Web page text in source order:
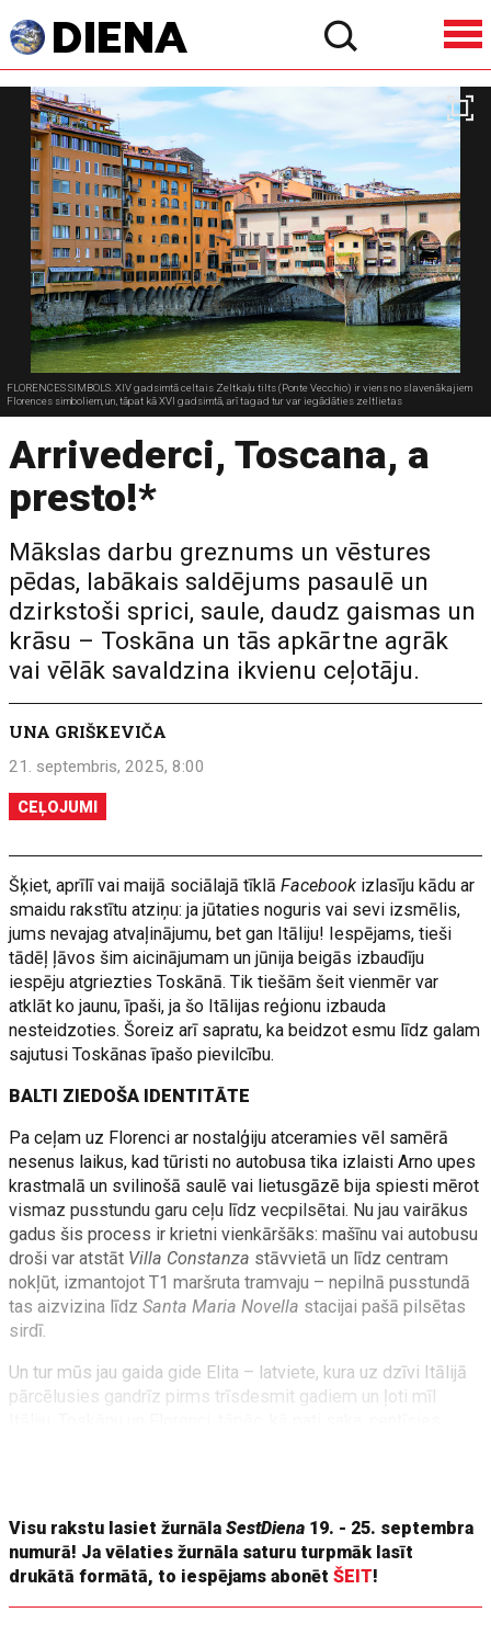
FLORENCES SIMBOLS. XIV gadsimtā celtais Zeltkaļu tilts (Ponte Vecchio) ir viens no slavenākajiem
Florences simboliem, un, tāpat kā XVI gadsimtā, arī tagad tur var iegādāties zeltlietas
Arrivederci, Toscana, a
presto!*
Mākslas darbu greznums un vēstures
pēdas, labākais saldējums pasaulē un
dzirkstoši sprici, saule, daudz gaismas un
krāsu – Toskāna un tās apkārtne agrāk
vai vēlāk savaldzina ikvienu ceļotāju.
UNA GRIŠKEVIČA
21. septembris, 2025, 8:00
CEĻOJUMI
Šķiet, aprīlī vai maijā sociālajā tīklāFacebook izlasīju kādu ar
smaidu rakstītu atziņu: ja jūtaties noguris vai sevi izsmēlis,
jums nevajag atvaļinājumu, bet gan Itāliju! Iespējams, tieši
tādēļ ļāvos šim aicinājumam un jūnija beigās izbaudīju
iespēju atgriezties Toskānā. Tik tiešām šeit vienmēr var
atklāt ko jaunu, īpaši, ja šo Itālijas reģionu izbauda
nesteidzoties. Šoreiz arī sapratu, ka beidzot esmu līdz galam
sajutusi Toskānas īpašo pievilcību.
BALTI ZIEDOŠA IDENTITĀTE
Pa ceļam uz Florenci ar nostalģiju atceramies vēl samērā
nesenus laikus, kad tūristi no autobusa tika izlaisti Arno upes
krastmalā un svilinošā saulē vai lietusgāzē bija spiesti mērot
vismaz pusstundu garu ceļu līdz vecpilsētai. Nu jau vairākus
gadus šis process ir krietni vienkāršāks: mašīnu vai autobusu
droši var atstāt Villa Constanza stāvvietā un līdz centram
nokļūt, izmantojot T1 maršruta tramvaju – nepilnā pusstundā
tas aizvizina līdzSanta Maria Novella stacijai pašā pilsētas
sirdī.
Un tur mūs jau gaida gide Elita – latviete, kura uz dzīvi Itālijā
pārcēlusies gandrīz pirms trīsdesmit gadiem un ļoti mīl
Visu rakstu lasiet žurnālaSestDiena 19. - 25. septembra
numurā! Ja vēlaties žurnāla saturu turpmāk lasīt
drukātā formātā, to iespējams abonētŠEIT!